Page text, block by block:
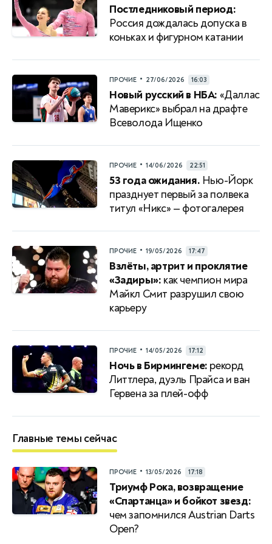
Постледниковый период:
Россия дождалась допуска в
коньках и фигурном катании
ПРОЧИЕ • 27/06/2026 16:03
Новый русский в НБА: «Даллас
Маверикс» выбрал на драфте
Всеволода Ищенко
ПРОЧИЕ • 14/06/2026 22:51
53 года ожидания. Нью-Йорк
празднует первый за полвека
титул «Никс» — фотогалерея
ПРОЧИЕ • 19/05/2026 17:47
Взлёты, артрит и проклятие
«Задиры»: как чемпион мира
Майкл Смит разрушил свою
карьеру
ПРОЧИЕ • 14/05/2026 17:12
Ночь в Бирмингеме: рекорд
Литтлера, дуэль Прайса и ван
Гервена за плей-офф
Главные темы сейчас
ПРОЧИЕ • 13/05/2026 17:18
Триумф Рока, возвращение
«Спартанца» и бойкот звезд:
чем запомнился Austrian Darts
Open?